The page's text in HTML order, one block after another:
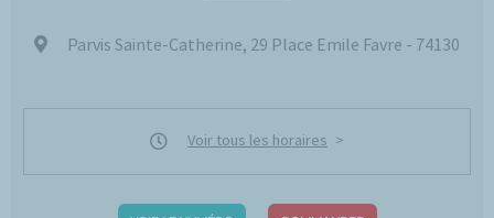
Parvis Sainte-Catherine, 29 Place Emile Favre - 74130
Voir tous les horaires